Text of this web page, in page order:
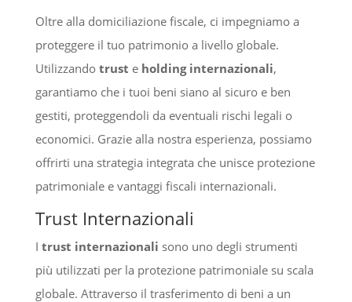
Oltre alla domiciliazione fiscale, ci impegniamo a
proteggere il tuo patrimonio a livello globale.
Utilizzando trust e holding internazionali,
garantiamo che i tuoi beni siano al sicuro e ben
gestiti, proteggendoli da eventuali rischi legali o
economici. Grazie alla nostra esperienza, possiamo
offrirti una strategia integrata che unisce protezione
patrimoniale e vantaggi fiscali internazionali.
Trust Internazionali
I trust internazionali sono uno degli strumenti
più utilizzati per la protezione patrimoniale su scala
globale. Attraverso il trasferimento di beni a un